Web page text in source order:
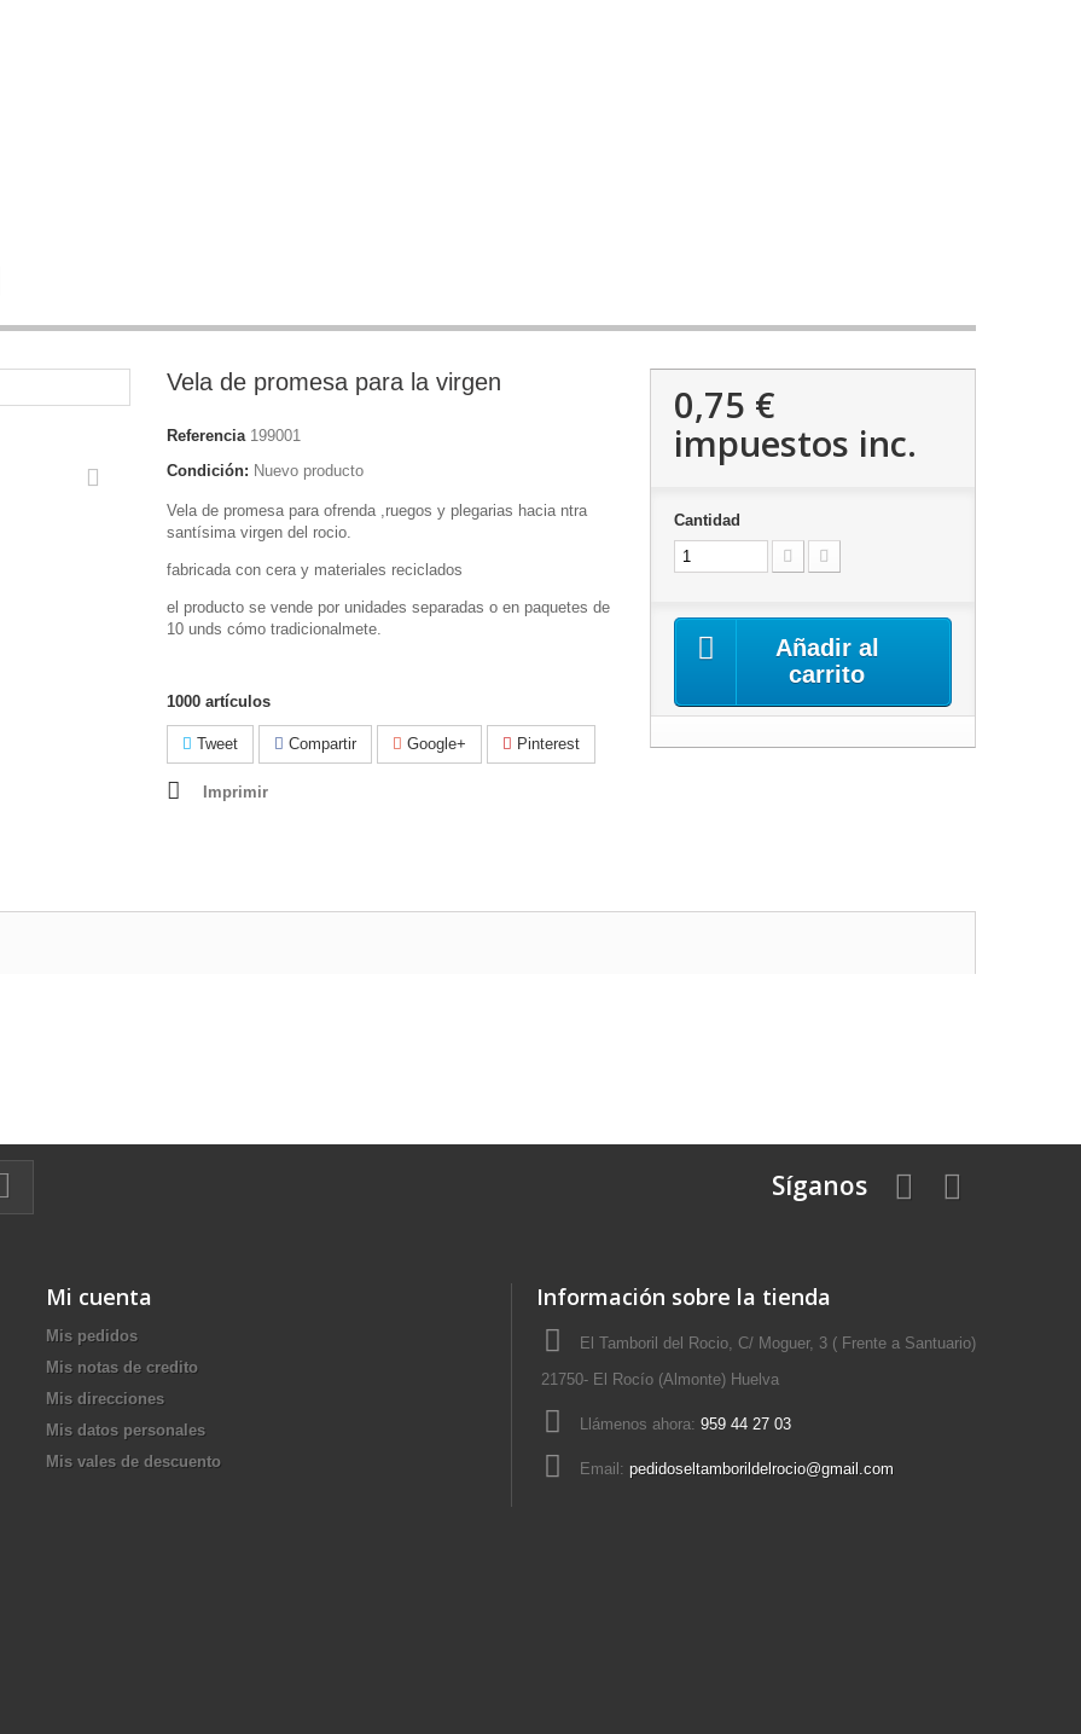
Vela de promesa para la virgen
Referencia 199001
Condición: Nuevo producto
Vela de promesa para ofrenda ,ruegos y plegarias hacia ntra
santísima virgen del rocio.
fabricada con cera y materiales reciclados
el producto se vende por unidades separadas o en paquetes de
10 unds cómo tradicionalmete.
1000 artículos
Tweet Compartir Google+ Pinterest
Imprimir
0,75 €
impuestos inc.
Cantidad
Añadir al
carrito
Síganos
Mi cuenta
Mis pedidos
Mis notas de credito
Mis direcciones
Mis datos personales
Mis vales de descuento
Información sobre la tienda
El Tamboril del Rocio, C/ Moguer, 3 ( Frente a Santuario)
21750- El Rocío (Almonte) Huelva
Llámenos ahora: 959 44 27 03
Email: pedidoseltamborildelrocio@gmail.com